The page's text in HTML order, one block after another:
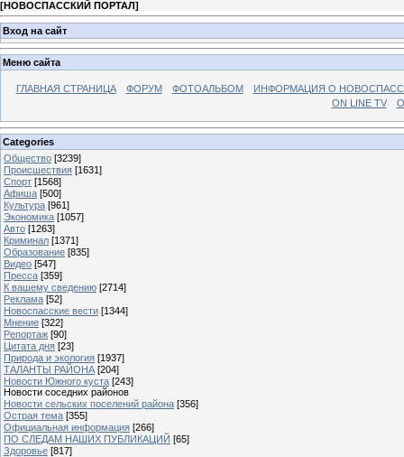
[НОВОСПАССКИЙ ПОРТАЛ]
Вход на сайт
Меню сайта
ГЛАВНАЯ СТРАНИЦА ФОРУМ ФОТОАЛЬБОМ
ИНФОРМАЦИЯ О
ON LINE TV
Categories
Общество [3239]
Происшествия [1631]
Спорт [1568]
Афиша [500]
Культура [961]
Экономика [1057]
Авто [1263]
Криминал [1371]
Образование [835]
Видео [547]
Пресса [359]
К вашему сведению [2714]
Реклама [52]
Новоспасские вести [1344]
Мнение [322]
Репортаж [90]
Цитата дня [23]
Природа и экология [1937]
ТАЛАНТЫ РАЙОНА [204]
Новости Южного куста [243]
Новости соседних районов
Новости сельских поселений района [356]
Острая тема [355]
Официальная информация [266]
ПО СЛЕДАМ НАШИХ ПУБЛИКАЦИЙ [65]
Здоровье [817]